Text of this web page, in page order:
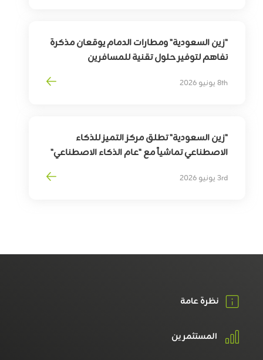
"زين السعودية" ومطارات الدمام يوقعان مذكرة
تفاهم لتوفير حلول تقنية للمسافرين
وترقيةتجربةالمسافرين 8th يونيو 2026
"زين السعودية" تطلق مركز التميز للذكاء
الاصطناعي تماشياً مع "عام الذكاء الاصطناعي"
3rd يونيو 2026
نظرة عامة
المستثمرين